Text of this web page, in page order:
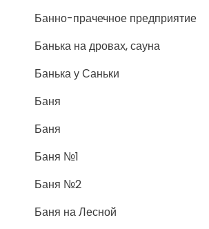
Банно-прачечное предприятие
Банька на дровах, сауна
Банька у Саньки
Баня
Баня
Баня №1
Баня №2
Баня на Лесной